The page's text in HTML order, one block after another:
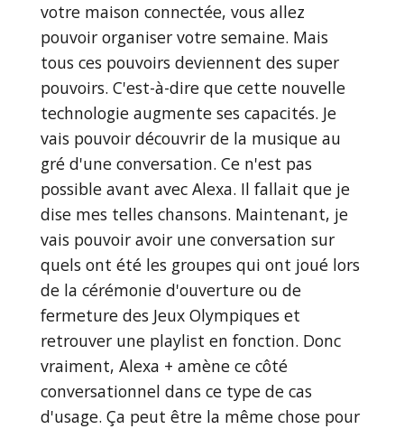
votre maison connectée, vous allez
pouvoir organiser votre semaine. Mais
tous ces pouvoirs deviennent des super
pouvoirs. C'est-à-dire que cette nouvelle
technologie augmente ses capacités. Je
vais pouvoir découvrir de la musique au
gré d'une conversation. Ce n'est pas
possible avant avec Alexa. Il fallait que je
dise mes telles chansons. Maintenant, je
vais pouvoir avoir une conversation sur
quels ont été les groupes qui ont joué lors
de la cérémonie d'ouverture ou de
fermeture des Jeux Olympiques et
retrouver une playlist en fonction. Donc
vraiment, Alexa + amène ce côté
conversationnel dans ce type de cas
d'usage. Ça peut être la même chose pour